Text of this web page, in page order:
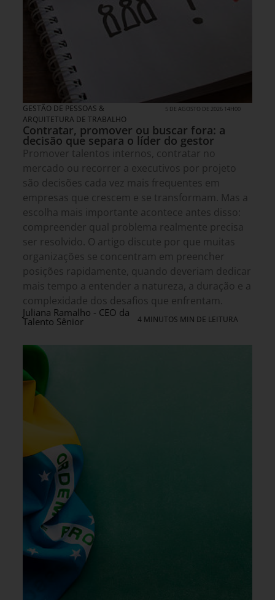
GESTÃO DE PESSOAS &
ARQUITETURA DE TRABALHO
5 DE AGOSTO DE 2026 14H00
Contratar, promover ou buscar fora: a
decisão que separa o líder do gestor
Promover talentos internos, contratar no
mercado ou recorrer a executivos por projeto
são decisões cada vez mais frequentes em
empresas que crescem e se transformam. Mas a
escolha mais importante acontece antes disso:
compreender qual problema realmente precisa
ser resolvido. O artigo discute por que muitas
organizações se concentram em preencher
posições rapidamente, quando deveriam dedicar
mais tempo a entender a natureza, a duração e a
complexidade dos desafios que enfrentam.
Juliana Ramalho - CEO da
Talento Sênior 4 MINUTOS MIN DE LEITURA